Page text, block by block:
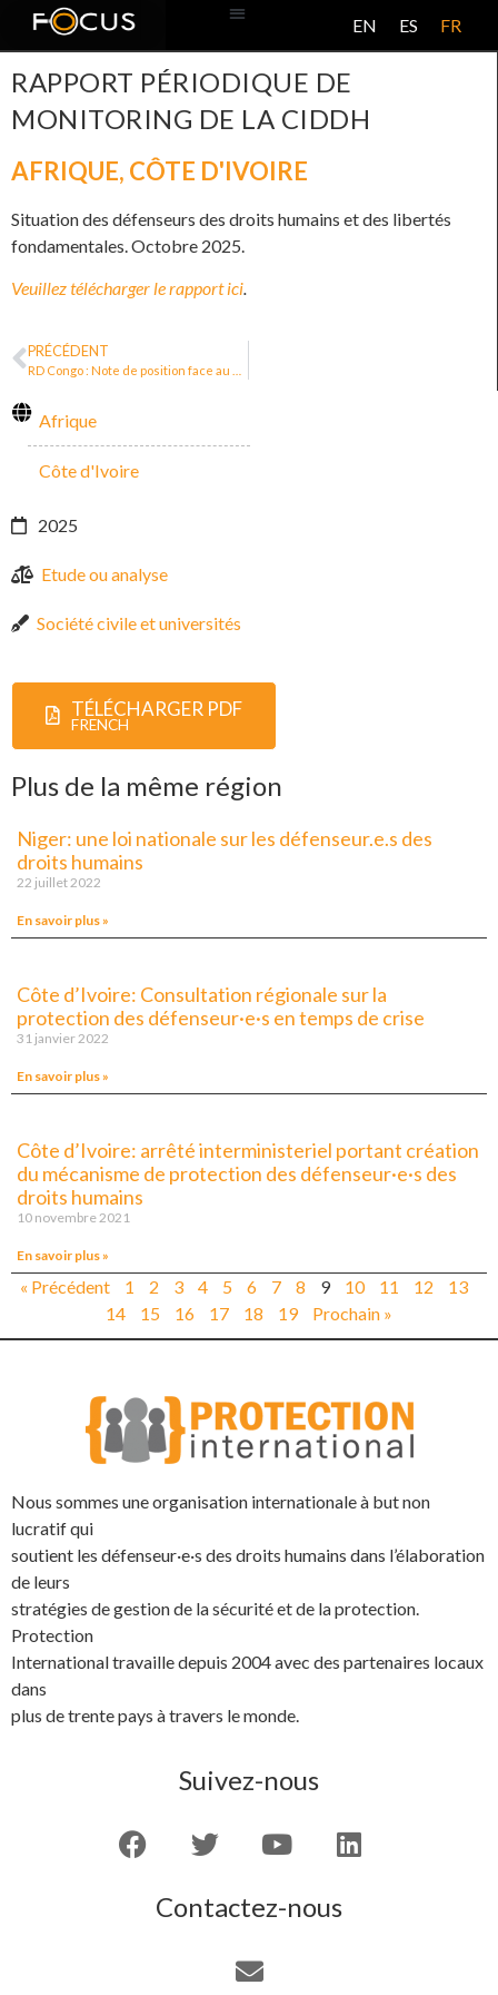
EN ES FR
RAPPORT PÉRIODIQUE DE
MONITORING DE LA CIDDH
AFRIQUE, CÔTE D'IVOIRE
Situation des défenseurs des droits humains et des libertés
fondamentales. Octobre 2025.
Veuillez télécharger le rapport ici.
PRÉCÉDENT
Afrique
Côte d'Ivoire
2025
Etude ou analyse
Société civile et universités
TÉLÉCHARGER PDF
FRENCH
Plus de la même région
Niger: une loi nationale sur les défenseur.e.s des
droits humains
22 juillet 2022
En savoir plus »
Côte d’Ivoire: Consultation régionale sur la
protection des défenseur·e·s en temps de crise
31 janvier 2022
En savoir plus »
Côte d’Ivoire: arrêté interministeriel portant création
du mécanisme de protection des défenseur·e·s des
droits humains
10 novembre 2021
En savoir plus »
« Précédent 1 2 3 4 5 6 7 8 9 10 11 12
13
14
15 16 17 18 19 Prochain »
Nous sommes une organisation internationale à but non
lucratif qui
soutient les défenseur·e·s des droits humains dans l’élaboration
de leurs
stratégies de gestion de la sécurité et de la protection.
Protection
International travaille depuis 2004 avec des partenaires locaux
dans
plus de trente pays à travers le monde.
Suivez-nous
Contactez-nous